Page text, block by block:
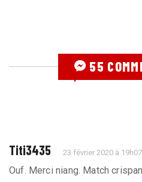
55
Titi3435 23 février 2020 à 19h07
Ouf. Merci niang. Match